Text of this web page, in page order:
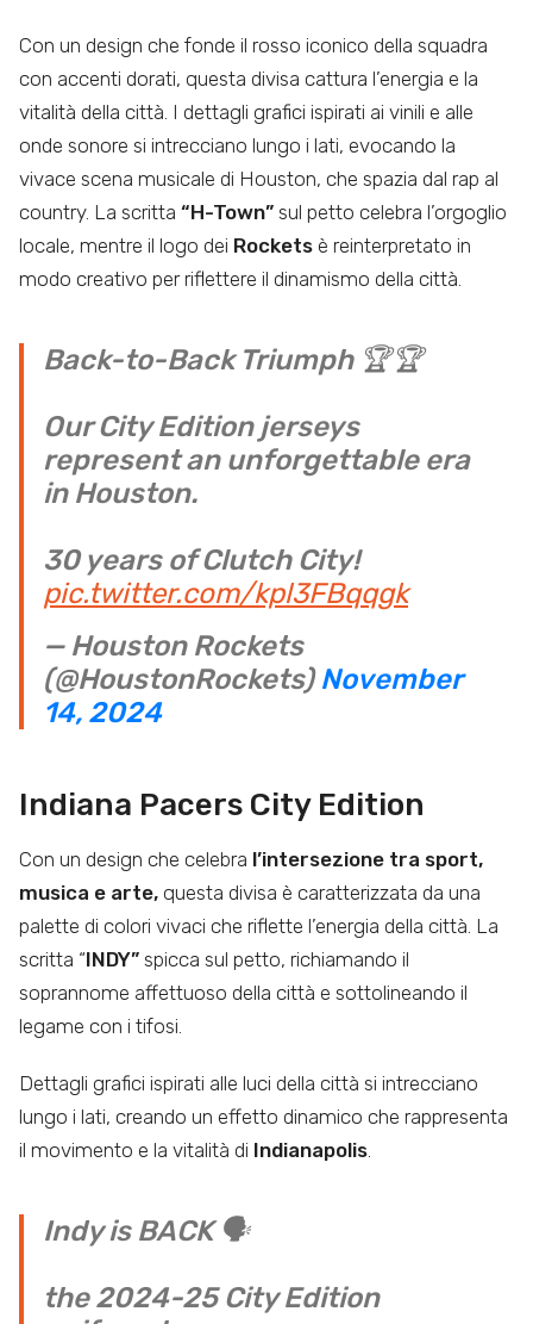
Con un design che fonde il rosso iconico della squadra
con accenti dorati, questa divisa cattura l’energia e la
vitalità della città. I dettagli grafici ispirati ai vinili e alle
onde sonore si intrecciano lungo i lati, evocando la
vivace scena musicale di Houston, che spazia dal rap al
country. La scritta “H-Town” sul petto celebra l’orgoglio
locale, mentre il logo dei Rockets è reinterpretato in
modo creativo per riflettere il dinamismo della città.
Back-to-Back Triumph 🏆🏆
Our City Edition jerseys
represent an unforgettable era
in Houston.
30 years of Clutch City!
pic.twitter.com/kpl3FBqqgk
— Houston Rockets
(@HoustonRockets)November
14, 2024
Indiana Pacers City Edition
Con un design che celebra l’intersezione tra sport,
musica e arte, questa divisa è caratterizzata da una
palette di colori vivaci che riflette l’energia della città. La
scritta “INDY” spicca sul petto, richiamando il
soprannome affettuoso della città e sottolineando il
legame con i tifosi.
Dettagli grafici ispirati alle luci della città si intrecciano
lungo i lati, creando un effetto dinamico che rappresenta
il movimento e la vitalità di Indianapolis.
Indy is BACK 🗣️
the 2024-25 City Edition